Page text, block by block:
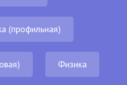
(профильная)
Физика